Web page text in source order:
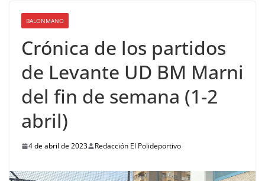
BALONMANO
Crónica de los partidos
de Levante UD BM Marni
del fin de semana (1-2
abril)
4 de abril de 2023 Redacción El Polideportivo